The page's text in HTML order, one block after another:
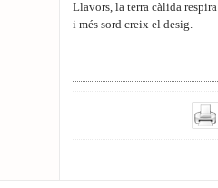
Llavors, la terra càlida respira
i més sord creix el desig.